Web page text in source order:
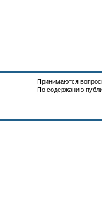
Принимаются
По содержанию